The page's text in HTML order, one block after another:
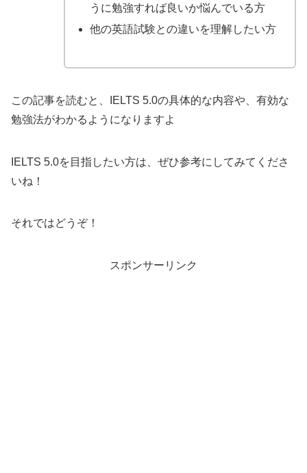
うに勉強すれば良いか悩んでいる方
他の英語試験との違いを理解したい方
この記事を読むと、IELTS 5.0の具体的な内容や、有効な
勉強法がわかるようになりますよ
IELTS 5.0を目指したい方は、ぜひ参考にしてみてくださ
いね！
それではどうぞ！
スポンサーリンク